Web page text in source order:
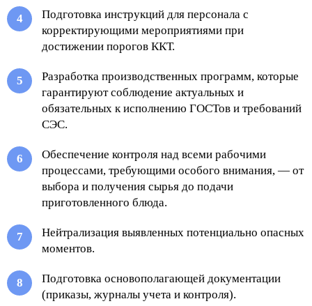
Подготовка инструкций для персонала с
корректирующими мероприятиями при
достижении порогов ККТ.
Разработка производственных программ, которые
гарантируют соблюдение актуальных и
обязательных к исполнению ГОСТов и требований
СЭС.
Обеспечение контроля над всеми рабочими
процессами, требующими особого внимания, — от
выбора и получения сырья до подачи
приготовленного блюда.
Нейтрализация выявленных потенциально опасных
моментов.
Подготовка основополагающей документации
(приказы, журналы учета и контроля).